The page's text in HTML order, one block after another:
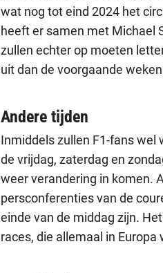
wat nog tot eind 2024 het
heeft er samen met Michael
zullen echter op moeten
uit dan de voorgaande
Andere tijden
Inmiddels zullen F1-fans wel
de vrijdag, zaterdag en
weer verandering in komen.
persconferenties van de
einde van de middag zijn.
races, die allemaal in